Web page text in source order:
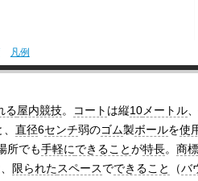
凡例
る屋内競技。 コート は縦10 メートル
、直径6センチ弱のゴム製ボールを使
所でも手軽にできることが特長。商
限られたスペースでできること （バ